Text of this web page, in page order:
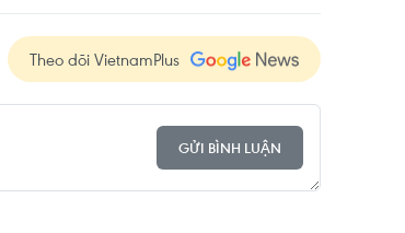
Theo dõi VietnamPlus
GỬI BÌNH LUẬN